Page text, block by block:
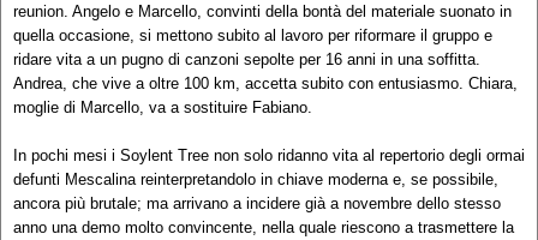
reunion. Angelo e Marcello, convinti della bontà del materiale suonato in
quella occasione, si mettono subito al lavoro per riformare il gruppo e
ridare vita a un pugno di canzoni sepolte per 16 anni in una soffitta.
Andrea, che vive a oltre 100 km, accetta subito con entusiasmo. Chiara,
moglie di Marcello, va a sostituire Fabiano.
In pochi mesi i Soylent Tree non solo ridanno vita al repertorio degli ormai
defunti Mescalina reinterpretandolo in chiave moderna e, se possibile,
ancora più brutale; ma arrivano a incidere già a novembre dello stesso
anno una demo molto convincente, nella quale riescono a trasmettere la